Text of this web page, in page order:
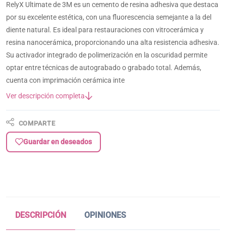
RelyX Ultimate de 3M es un cemento de resina adhesiva que destaca
por su excelente estética, con una fluorescencia semejante a la del
diente natural. Es ideal para restauraciones con vitrocerámica y
resina nanocerámica, proporcionando una alta resistencia adhesiva.
Su activador integrado de polimerización en la oscuridad permite
optar entre técnicas de autograbado o grabado total. Además,
cuenta con imprimación cerámica inte
Ver descripción completa
COMPARTE
Guardar en deseados
DESCRIPCIÓN OPINIONES